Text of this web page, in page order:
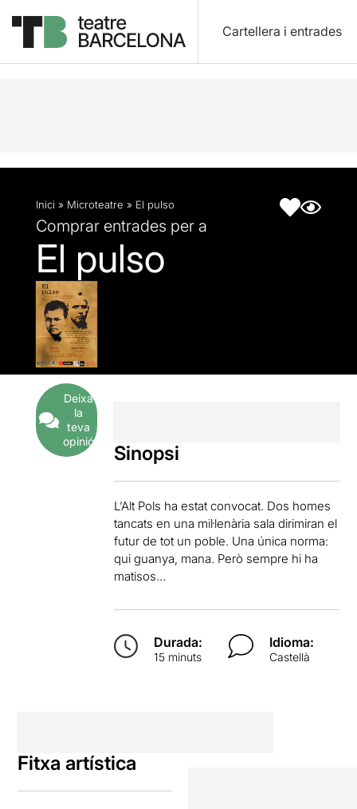
Cartellera i entrades
Descripció Fitxa artística
Inici » Microteatre » El pulso
Comprar entrades per a
El pulso
Deixa
la
teva
opinió
Sinopsi
L’Alt Pols ha estat convocat. Dos homes
tancats en una mil·lenària sala dirimiran el
futur de tot un poble. Una única norma:
qui guanya, mana. Però sempre hi ha
matisos…
Durada:
15 minuts
Idioma:
Castellà
Fitxa artística